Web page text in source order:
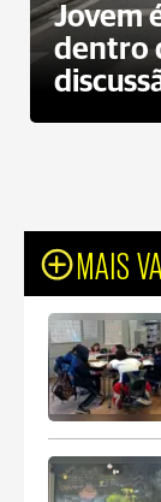
Jovem
dentro
MAIS